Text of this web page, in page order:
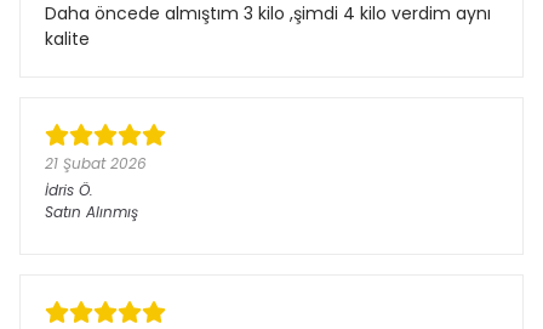
Daha öncede almıştım 3 kilo ,şimdi 4 kilo verdim aynı
kalite
21 Şubat 2026
İdris Ö.
Satın Alınmış